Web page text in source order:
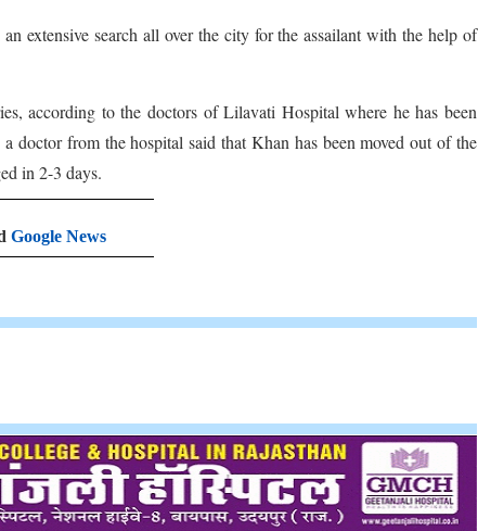
extensive search all over the city for the assailant with the help of
according to the doctors of Lilavati Hospital where he has been
doctor from the hospital said that Khan has been moved out of the
in 2-3 days.
Google News